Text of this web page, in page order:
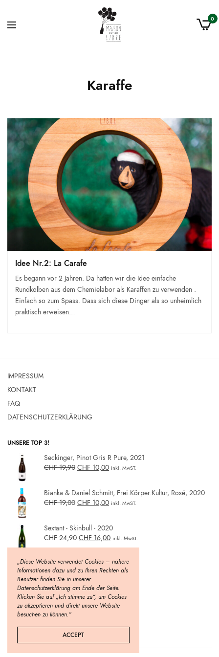
0
Karaffe
Idee Nr.2: La Carafe
Es begann vor 2 Jahren. Da hatten wir die Idee einfache
Rundkolben aus dem Chemielabor als Karaffen zu verwenden .
Einfach so zum Spass. Dass sich diese Dinger als so unheimlich
praktisch erweisen…
IMPRESSUM
KONTAKT
FAQ
DATENSCHUTZERKLÄRUNG
UNSERE TOP 3!
Seckinger, Pinot Gris R Pure, 2021
CHF19,90 CHF 10,00 inkl. MwST.
Bianka & Daniel Schmitt, Frei.Körper.Kultur, Rosé, 2020
CHF19,00 CHF 10,00 inkl. MwST.
Sextant - Skinbull - 2020
CHF24,90 CHF 16,00 inkl. MwST.
„Diese Website verwendet Cookies – nähere
Informationen dazu und zu Ihren Rechten als
Benutzer finden Sie in unserer
Datenschutzerklärung am Ende der Seite.
Klicken Sie auf „Ich stimme zu“, um Cookies
zu akzeptieren und direkt unsere Website
besuchen zu können.“
ACCEPT